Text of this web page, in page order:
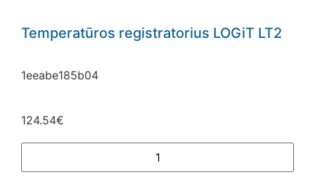
Temperatūros registratorius LOGiT LT2
1eeabe185b04
124.54€